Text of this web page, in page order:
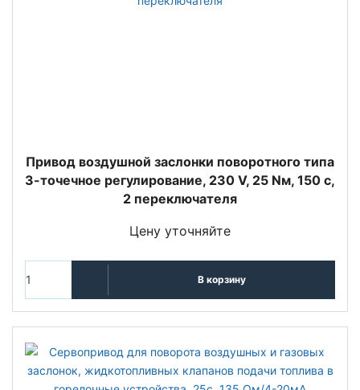
Привод воздушной заслонки поворотного типа
3-точечное регулирование, 230 V, 25 Nм, 150 с,
2 переключателя
Цену уточняйте
В корзину